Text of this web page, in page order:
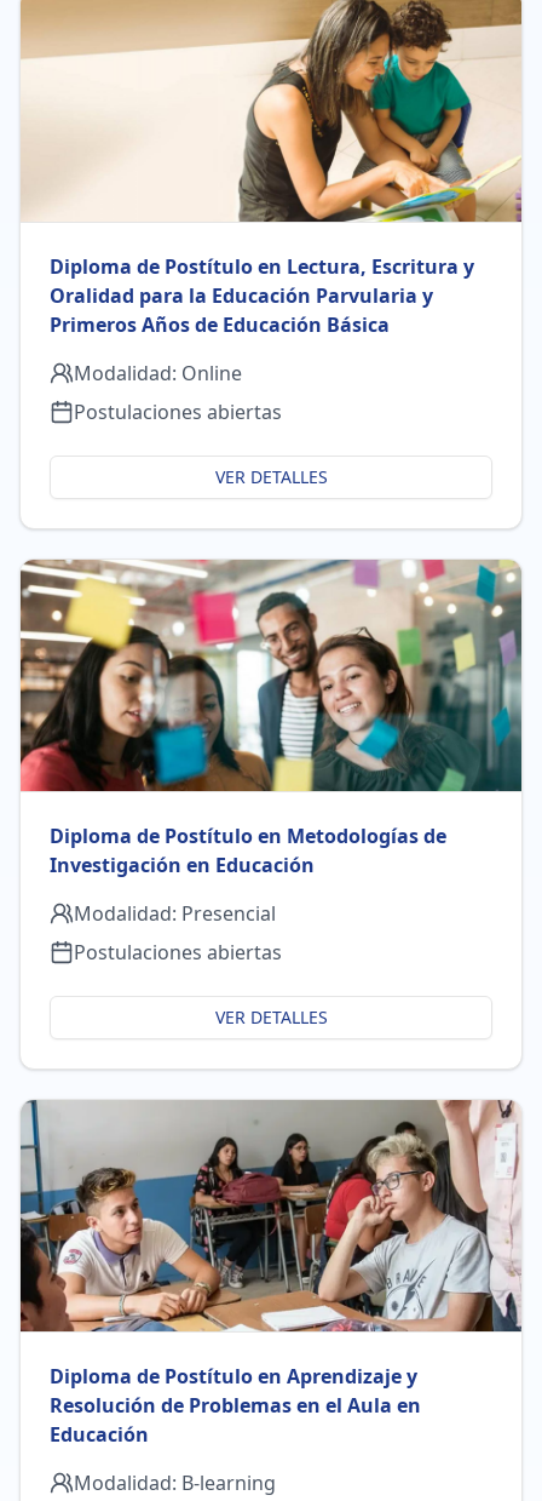
Diploma de Postítulo en Lectura, Escritura y
Oralidad para la Educación Parvularia y
Primeros Años de Educación Básica
Modalidad: Online
Postulaciones abiertas
VER DETALLES
Diploma de Postítulo en Metodologías de
Investigación en Educación
Modalidad: Presencial
Postulaciones abiertas
VER DETALLES
Diploma de Postítulo en Aprendizaje y
Resolución de Problemas en el Aula en
Educación
Modalidad: B-learning